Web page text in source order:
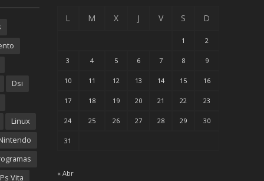
Dsi
Linux
Ps Vita
L M X J V S D
1 2
3 4 5 6 7 8 9
10 11 12 13 14 15 16
17 18 19 20 21 22 23
24 25 26 27 28 29 30
31
« Abr